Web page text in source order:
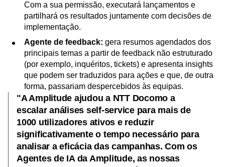
Agente de conversão do site:propõe experiências,
gera variantes e cria configurações de experiência.
Com a sua permissão, executará lançamentos e
partilhará os resultados juntamente com decisões de
implementação.
Agente de feedback:gera resumos agendados dos
principais temas a partir de feedback não estruturado
(por exemplo, inquéritos, tickets) e apresenta insights
que podem ser traduzidos para ações e que, de outra
forma, passariam despercebidos às equipas.
"A Amplitude ajudou a NTT Docomo a
escalar análises self-service para mais de
1000 utilizadores ativos e reduzir
significativamente o tempo necessário para